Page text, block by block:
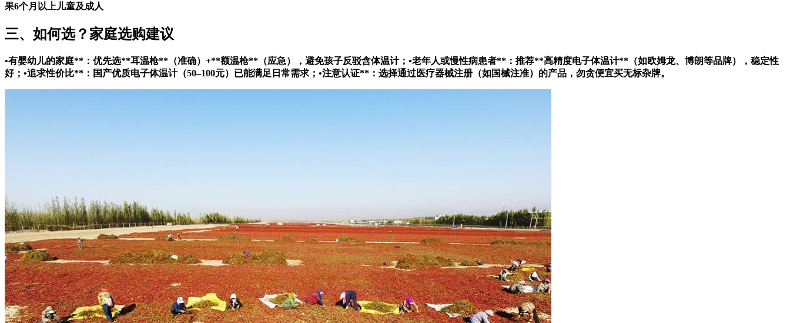
果6个月以上儿童及成人
三、如何选？家庭选购建议
•有婴幼儿的家庭**：优先选**耳温枪**（准确）+**额温枪**（应急），避免孩子反驳含体温计；•老年人或慢性病患者**：推荐**高精度电子体温计**（如欧姆龙、博朗等品牌），稳定性
好；•追求性价比**：国产优质电子体温计（50–100元）已能满足日常需求；•注意认证**：选择通过医疗器械注册（如国械注准）的产品，勿贪便宜买无标杂牌。